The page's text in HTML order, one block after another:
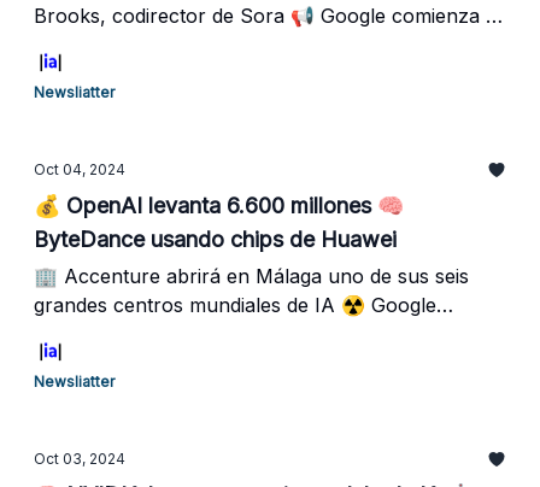
Brooks, codirector de Sora 📢 Google comienza a
Newsliatter
Oct 04, 2024
💰 OpenAI levanta 6.600 millones 🧠
ByteDance usando chips de Huawei
🏢 Accenture abrirá en Málaga uno de sus seis
grandes centros mundiales de IA ☢️ Google
Chromebook con IA
Newsliatter
Oct 03, 2024